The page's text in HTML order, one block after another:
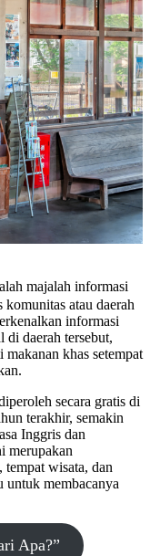
majalah informasi
komunitas atau daerah
informasi
di daerah tersebut,
khas setempat
secara gratis di
terakhir, semakin
Inggris dan
merupakan
tempat wisata, dan
untuk membacanya
Apa?”